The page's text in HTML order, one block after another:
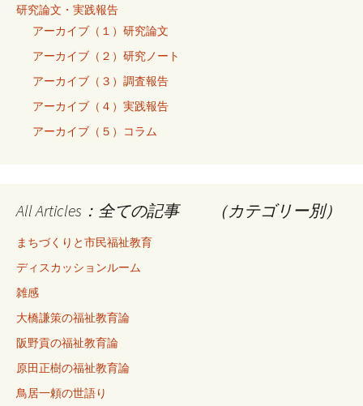
研究論文・実践報告
アーカイブ（１）研究論文
アーカイブ（２）研究ノート
アーカイブ（３）調査報告
アーカイブ（４）実践報告
アーカイブ（５）コラム
All Articles：全ての記事 （カテゴリー別）
まちづくりと市民福祉教育
ディスカッションルーム
雑感
大橋謙策の福祉教育論
阪野貢の福祉教育論
原田正樹の福祉教育論
鳥居一頼の世語り